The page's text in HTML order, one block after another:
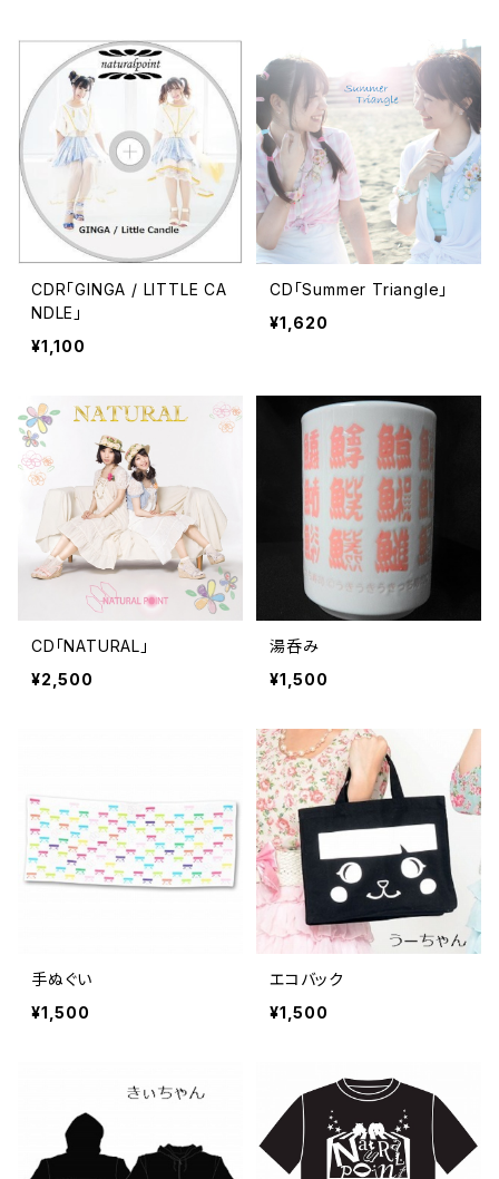
CDR「GINGA / LITTLE CA
NDLE」
¥1,100
CD「Summer Triangle」
¥1,620
CD「NATURAL」
¥2,500
湯呑み
¥1,500
手ぬぐい
¥1,500
エコバック
¥1,500